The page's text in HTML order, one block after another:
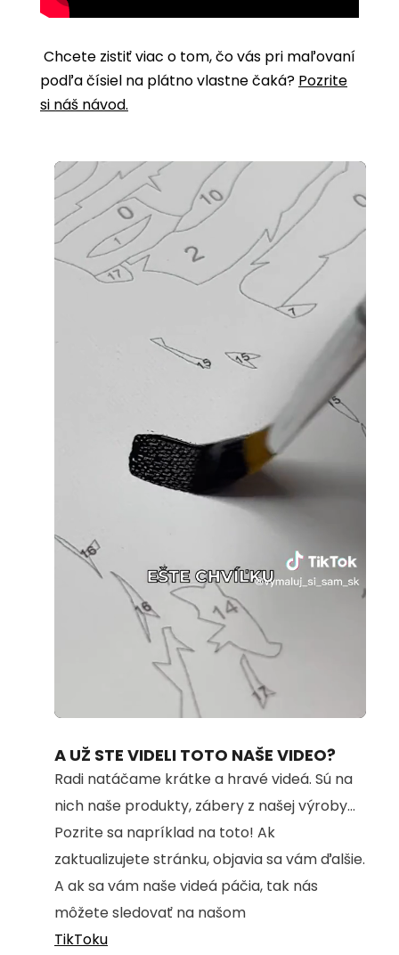
Chcete zistiť viac o tom, čo vás pri maľovaní
podľa čísiel na plátno vlastne čaká? Pozrite
si náš návod.
Loaded
100.00%
A UŽ STE VIDELI TOTO NAŠE VIDEO?
Radi natáčame krátke a hravé videá. Sú na
nich naše produkty, zábery z našej výroby...
Pozrite sa napríklad na toto! Ak
zaktualizujete stránku, objavia sa vám ďalšie.
A ak sa vám naše videá páčia, tak nás
môžete sledovať na našom
TikToku